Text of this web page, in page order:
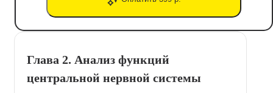
Глава 2. Анализ функций
центральной нервной системы